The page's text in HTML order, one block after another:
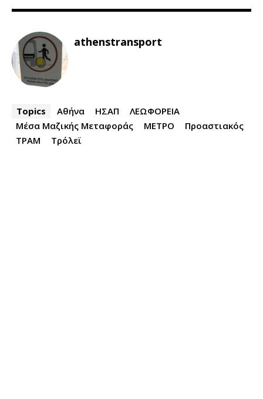
athenstransport
Topics Αθήνα ΗΣΑΠ
ΛΕΩΦΟΡΕΙΑ
Μέσα Μαζικής Μεταφοράς
ΜΕΤΡΟ
Προαστιακός
ΤΡΑΜ
Τρόλεϊ